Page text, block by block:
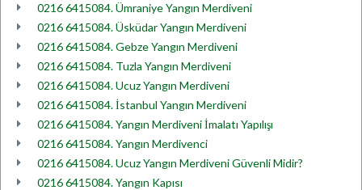
0216 6415084. Ümraniye Yangın Merdiveni
0216 6415084. Üsküdar Yangın Merdiveni
0216 6415084. Gebze Yangın Merdiveni
0216 6415084. Tuzla Yangın Merdiveni
0216 6415084. Ucuz Yangın Merdiveni
0216 6415084. İstanbul Yangın Merdiveni
0216 6415084. Yangın Merdiveni İmalatı Yapılışı
0216 6415084. Yangın Merdivenci
0216 6415084. Ucuz Yangın Merdiveni Güvenli Midir?
0216 6415084. Yangın Kapısı